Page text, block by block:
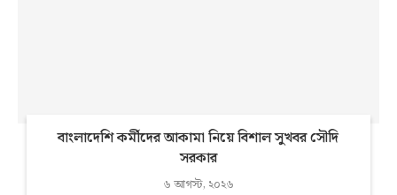
বাংলাদেশি কর্মীদের আকামা নিয়ে বিশাল সুখবর সৌদি
সরকার
৬ আগস্ট, ২০২৬